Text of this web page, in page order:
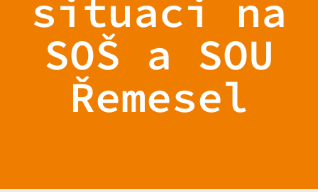
situaci na
SOŠ a SOU
Řemesel